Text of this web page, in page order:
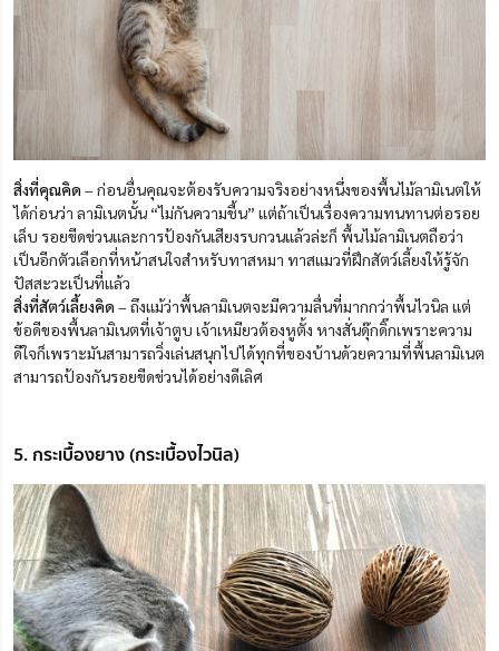
สิ่งที่คุณคิด – ก่อนอื่นคุณจะต้องรับความจริงอย่างหนึ่งของพื้นไม้ลามิเนตให้
ได้ก่อนว่า ลามิเนตนั้น “ไม่กันความชื้น” แต่ถ้าเป็นเรื่องความทนทานต่อรอย
เล็บ รอยขีดข่วนและการป้องกันเสียงรบกวนแล้วล่ะก็ พื้นไม้ลามิเนตถือว่า
เป็นอีกตัวเลือกที่หน้าสนใจสำหรับทาสหมา ทาสแมวที่ฝึกสัตว์เลี้ยงให้รู้จัก
ปัสสะวะเป็นที่แล้ว
สิ่งที่สัตว์เลี้ยงคิด – ถึงแม้ว่าพื้นลามิเนตจะมีความลื่นที่มากกว่าพื้นไวนิล แต่
ข้อดีของพื้นลามิเนตที่เจ้าตูบ เจ้าเหมียวต้องหูตั้ง หางสั่นดุ๊กดิ๊กเพราะความ
ดีใจก็เพราะมันสามารถวิ่งเล่นสนุกไปได้ทุกที่ของบ้านด้วยความที่พื้นลามิเนต
สามารถป้องกันรอยขีดข่วนได้อย่างดีเลิศ
5. กระเบื้องยาง (กระเบื้องไวนิล)